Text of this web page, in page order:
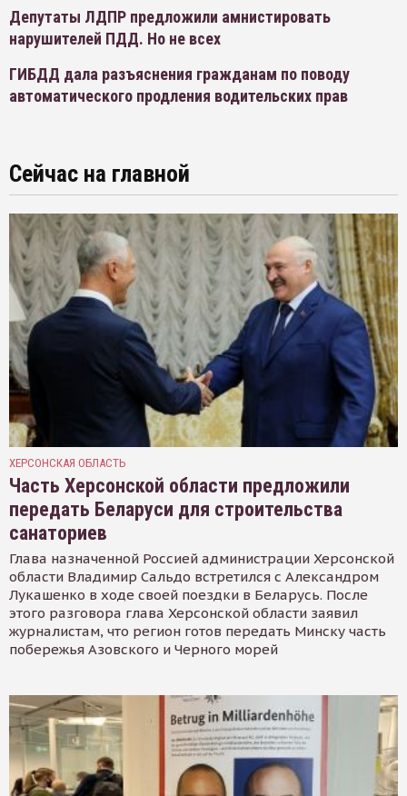
Депутаты ЛДПР предложили амнистировать
нарушителей ПДД. Но не всех
ГИБДД дала разъяснения гражданам по поводу
автоматического продления водительских прав
Сейчас на главной
ХЕРСОНСКАЯ ОБЛАСТЬ
Часть Херсонской области предложили
передать Беларуси для строительства
санаториев
Глава назначенной Россией администрации Херсонской
области Владимир Сальдо встретился с Александром
Лукашенко в ходе своей поездки в Беларусь. После
этого разговора глава Херсонской области заявил
журналистам, что регион готов передать Минску часть
побережья Азовского и Черного морей